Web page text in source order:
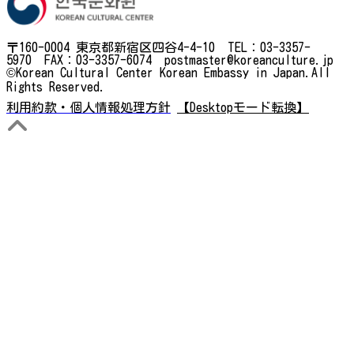
〒160-0004 東京都新宿区四谷4-4-10 TEL：03-3357-
5970 FAX：03-3357-6074 postmaster@koreanculture.jp
©Korean Cultural Center Korean Embassy in Japan.All
Rights Reserved.
利用約款・個人情報処理方針
【Desktopモード転換】